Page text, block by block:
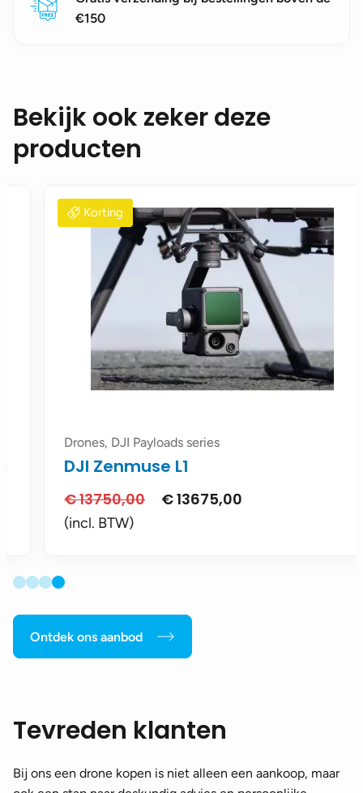
€150
Bekijk ook zeker deze
producten
Korting
Drones, DJI Payloads series
DJI Zenmuse L1
13750,00
Oorspronkelijke
prijs
€13675,00Huidige
(incl. BTW)
Ontdek ons aanbod
Tevreden klanten
Bij ons een drone kopen is niet alleen een aankoop, maar